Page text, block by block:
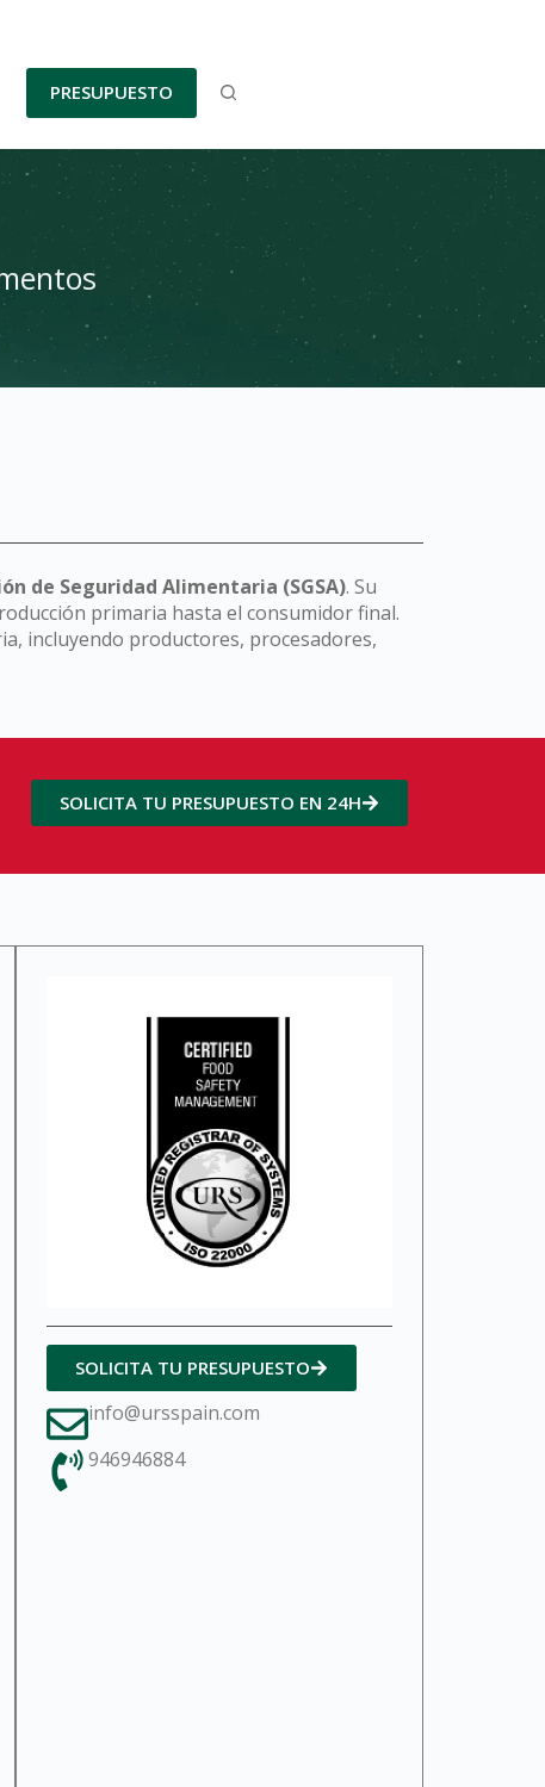
PRESUPUESTO
de Seguridad Alimentaria (SGSA). Su
primaria hasta el consumidor final.
incluyendo productores, procesadores,
SOLICITA TU PRESUPUESTO EN 24H
SOLICITA TU PRESUPUESTO
info@ursspain.com
946946884